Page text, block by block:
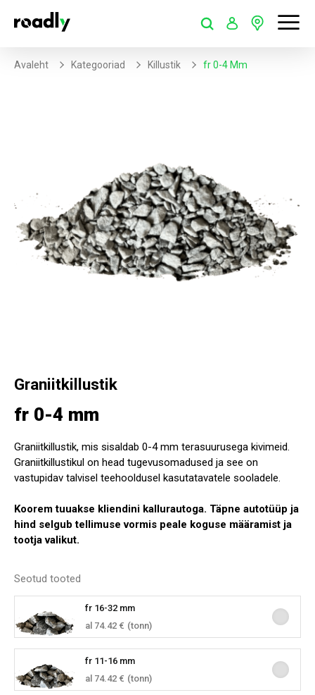
Avaleht Kategooriad Killustik Fr 0-4 Mm
Graniitkillustik
fr 0-4 mm
Graniitkillustik, mis sisaldab 0-4 mm terasuurusega kivimeid.
Graniitkillustikul on head tugevusomadused ja see on
vastupidav talvisel teehooldusel kasutatavatele sooladele.
Koorem tuuakse kliendini kallurautoga. Täpne autotüüp ja
hind selgub tellimuse vormis peale koguse määramist ja
tootja valikut.
Seotud tooted
fr 16-32 mm
al 74.42 € (tonn)
fr 11-16 mm
al 74.42 € (tonn)